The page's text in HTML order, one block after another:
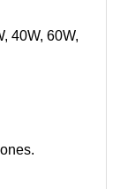
40W, 60W,